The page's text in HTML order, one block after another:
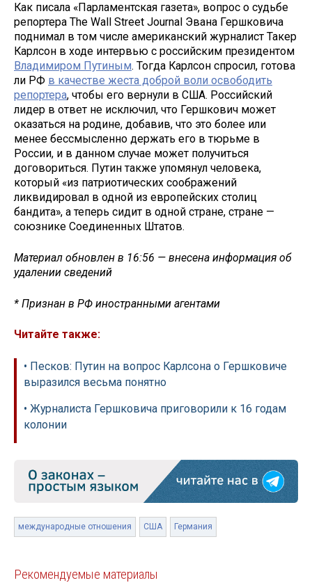
Как писала «Парламентская газета», вопрос о судьбе
репортера The Wall Street Journal Эвана Гершковича
поднимал в том числе американский журналист Такер
Карлсон в ходе интервью с российским президентом
Владимиром Путиным. Тогда Карлсон спросил, готова
ли РФ в качестве жеста доброй воли освободить
репортера, чтобы его вернули в США. Российский
лидер в ответ не исключил, что Гершкович может
оказаться на родине, добавив, что это более или
менее бессмысленно держать его в тюрьме в
России, и в данном случае может получиться
договориться. Путин также упомянул человека,
который «из патриотических соображений
ликвидировал в одной из европейских столиц
бандита», а теперь сидит в одной стране, стране —
союзнике Соединенных Штатов.
Материал обновлен в 16:56 — внесена информация об
удалении сведений
* Признан в РФ иностранными агентами
Читайте также:
• Песков: Путин на вопрос Карлсона о Гершковиче
выразился весьма понятно
• Журналиста Гершковича приговорили к 16 годам
колонии
международные отношения США Германия
Рекомендуемые материалы